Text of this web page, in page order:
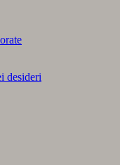
desideri